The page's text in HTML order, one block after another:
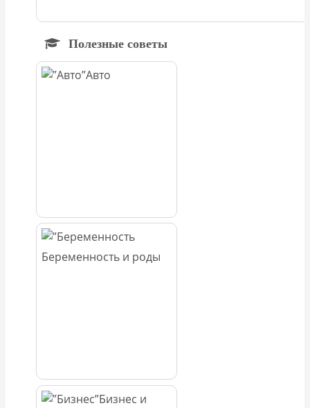
Полезные советы
Авто
Беременность и роды
Бизнес и